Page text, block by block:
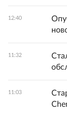
12:40
11:32
11:03